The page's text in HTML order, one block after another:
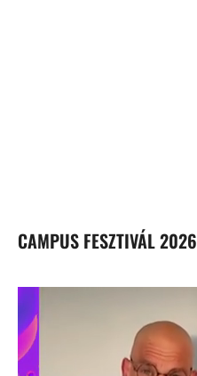
CAMPUS FESZTIVÁL 2026